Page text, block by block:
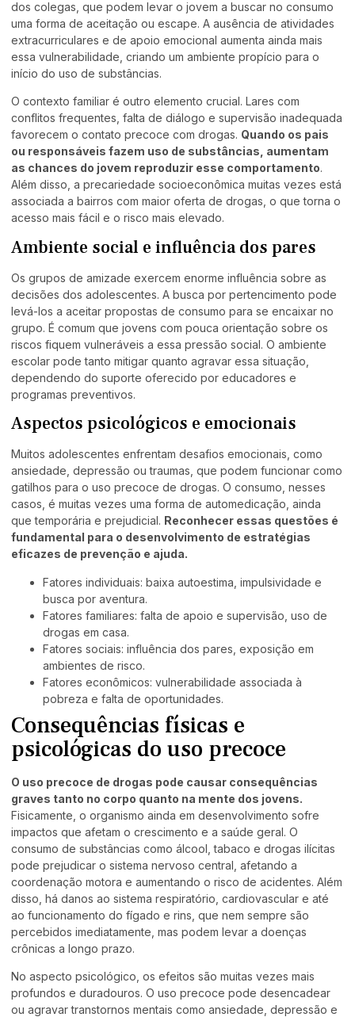
dos colegas, que podem levar o jovem a buscar no consumo
uma forma de aceitação ou escape. A ausência de atividades
extracurriculares e de apoio emocional aumenta ainda mais
essa vulnerabilidade, criando um ambiente propício para o
início do uso de substâncias.
O contexto familiar é outro elemento crucial. Lares com
conflitos frequentes, falta de diálogo e supervisão inadequada
favorecem o contato precoce com drogas. Quando os pais
ou responsáveis fazem uso de substâncias, aumentam
as chances do jovem reproduzir esse comportamento.
Além disso, a precariedade socioeconômica muitas vezes está
associada a bairros com maior oferta de drogas, o que torna o
acesso mais fácil e o risco mais elevado.
Ambiente social e influência dos pares
Os grupos de amizade exercem enorme influência sobre as
decisões dos adolescentes. A busca por pertencimento pode
levá-los a aceitar propostas de consumo para se encaixar no
grupo. É comum que jovens com pouca orientação sobre os
riscos fiquem vulneráveis a essa pressão social. O ambiente
escolar pode tanto mitigar quanto agravar essa situação,
dependendo do suporte oferecido por educadores e
programas preventivos.
Aspectos psicológicos e emocionais
Muitos adolescentes enfrentam desafios emocionais, como
ansiedade, depressão ou traumas, que podem funcionar como
gatilhos para o uso precoce de drogas. O consumo, nesses
casos, é muitas vezes uma forma de automedicação, ainda
que temporária e prejudicial. Reconhecer essas questões é
fundamental para o desenvolvimento de estratégias
eficazes de prevenção e ajuda.
Fatores individuais: baixa autoestima, impulsividade e
busca por aventura.
Fatores familiares: falta de apoio e supervisão, uso de
drogas em casa.
Fatores sociais: influência dos pares, exposição em
ambientes de risco.
Fatores econômicos: vulnerabilidade associada à
pobreza e falta de oportunidades.
Consequências físicas e
psicológicas do uso precoce
O uso precoce de drogas pode causar consequências
graves tanto no corpo quanto na mente dos jovens.
Fisicamente, o organismo ainda em desenvolvimento sofre
impactos que afetam o crescimento e a saúde geral. O
consumo de substâncias como álcool, tabaco e drogas ilícitas
pode prejudicar o sistema nervoso central, afetando a
coordenação motora e aumentando o risco de acidentes. Além
disso, há danos ao sistema respiratório, cardiovascular e até
ao funcionamento do fígado e rins, que nem sempre são
percebidos imediatamente, mas podem levar a doenças
crônicas a longo prazo.
No aspecto psicológico, os efeitos são muitas vezes mais
profundos e duradouros. O uso precoce pode desencadear
ou agravar transtornos mentais como ansiedade, depressão e